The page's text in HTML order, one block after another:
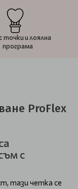
точки и лоялна
програма
ProFlex
с
тази четка се